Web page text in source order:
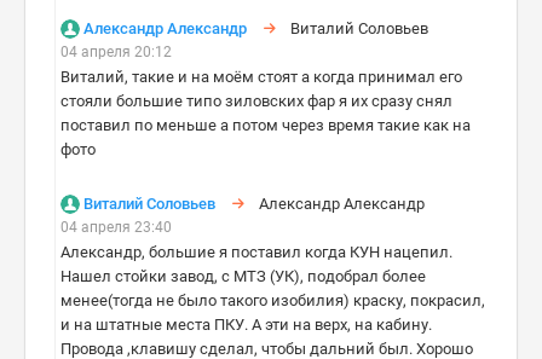
Александр Александр Виталий Соловьев
04 апреля 20:12
Виталий, такие и на моём стоят а когда принимал его
стояли большие типо зиловских фар я их сразу снял
поставил по меньше а потом через время такие как на
фото
Виталий Соловьев Александр Александр
04 апреля 23:40
Александр, большие я поставил когда КУН нацепил.
Нашел стойки завод, с МТЗ (УК), подобрал более
менее(тогда не было такого изобилия) краску, покрасил,
и на штатные места ПКУ. А эти на верх, на кабину.
Провода ,клавишу сделал, чтобы дальний был. Хорошо